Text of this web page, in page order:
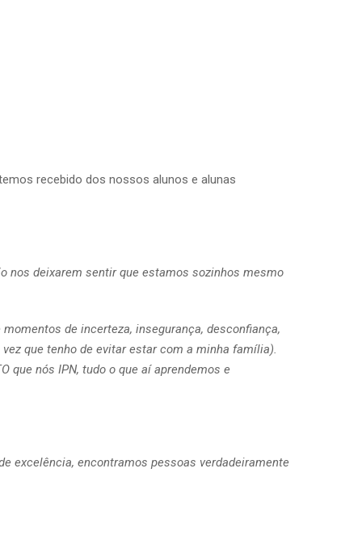
recebido dos nossos alunos e alunas
nos deixarem sentir que estamos sozinhos mesmo
de incerteza, insegurança, desconfiança,
que tenho de evitar estar com a minha família).
que nós IPN, tudo o que aí aprendemos e
excelência, encontramos pessoas verdadeiramente